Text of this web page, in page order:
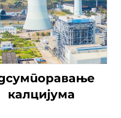
калцијума